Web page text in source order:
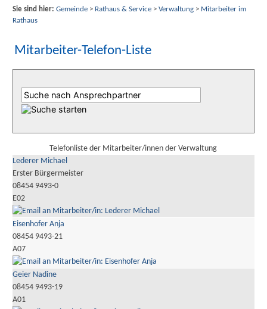
Sie sind hier: Gemeinde> Rathaus & Service> Verwaltung> Mitarbeiter im
Rathaus
Mitarbeiter-Telefon-Liste
Telefonliste der Mitarbeiter/innen der Verwaltung
Lederer Michael
Erster Bürgermeister
08454 9493-0
E02
Eisenhofer Anja
08454 9493-21
A07
Geier Nadine
08454 9493-19
A01